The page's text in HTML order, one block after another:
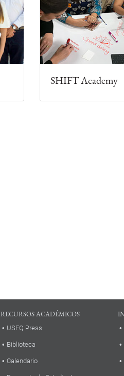
SHIFT Academy
RECURSOS ACADÉMICOS
USFQ Press
Biblioteca
Calendario